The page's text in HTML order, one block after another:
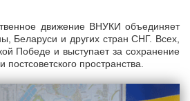
движение ВНУКИ объединяет
Беларуси и других стран СНГ. Всех,
Победе и выступает за сохранение
пространства.